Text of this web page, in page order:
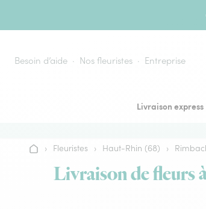
Besoin d’aide Nos fleuristes Entreprise
Livraison express
Accueil
› Fleuristes › Haut-Rhin (68) ›
Livraison de fleurs